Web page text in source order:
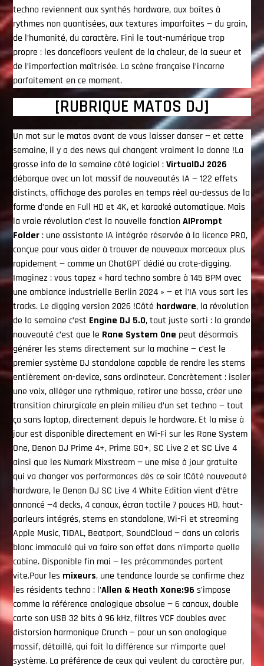
techno reviennent aux synthés hardware, aux boîtes à
rythmes non quantisées, aux textures imparfaites — du grain,
de l’humanité, du caractère. Fini le tout-numérique trop
propre : les dancefloors veulent de la chaleur, de la sueur et
de l’imperfection maîtrisée. La scène française l’incarne
parfaitement en ce moment.
[RUBRIQUE MATOS DJ]
Un mot sur le matos avant de vous laisser danser — et cette
semaine, il y a des news qui changent vraiment la donne !La
grosse info de la semaine côté logiciel :VirtualDJ 2026
débarque avec un lot massif de nouveautés IA — 122 effets
distincts, affichage des paroles en temps réel au-dessus de la
forme d’onde en Full HD et 4K, et karaoké automatique. Mais
la vraie révolution c’est la nouvelle fonctionAIPrompt
Folder : une assistante IA intégrée réservée à la licence PRO,
conçue pour vous aider à trouver de nouveaux morceaux plus
rapidement — comme un ChatGPT dédié au crate-digging.
Imaginez : vous tapez « hard techno sombre à 145 BPM avec
une ambiance industrielle Berlin 2024 » — et l’IA vous sort les
tracks. Le digging version 2026 !Côté hardware, la révolution
de la semaine c’est Engine DJ 5.0, tout juste sorti : la grande
nouveauté c’est que le Rane System One peut désormais
générer les stems directement sur la machine — c’est le
premier système DJ standalone capable de rendre les stems
entièrement on-device, sans ordinateur. Concrètement : isoler
une voix, alléger une rythmique, retirer une basse, créer une
transition chirurgicale en plein milieu d’un set techno — tout
ça sans laptop, directement depuis le hardware. Et la mise à
jour est disponible directement en Wi-Fi sur les Rane System
One, Denon DJ Prime 4+, Prime GO+, SC Live 2 et SC Live 4
ainsi que les Numark Mixstream — une mise à jour gratuite
qui va changer vos performances dès ce soir !Côté nouveauté
hardware, le Denon DJ SC Live 4 White Edition vient d’être
annoncé —4 decks, 4 canaux, écran tactile 7 pouces HD, haut-
parleurs intégrés, stems en standalone, Wi-Fi et streaming
Apple Music, TIDAL, Beatport, SoundCloud — dans un coloris
blanc immaculé qui va faire son effet dans n’importe quelle
cabine. Disponible fin mai — les précommandes partent
vite.Pour les mixeurs, une tendance lourde se confirme chez
les résidents techno : l’Allen & Heath Xone:96 s’impose
comme la référence analogique absolue — 6 canaux, double
carte son USB 32 bits à 96 kHz, filtres VCF doubles avec
distorsion harmonique Crunch — pour un son analogique
massif, détaillé, qui fait la différence sur n’importe quel
système. La préférence de ceux qui veulent du caractère pur,